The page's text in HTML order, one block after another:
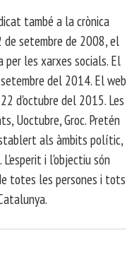
també a la crònica
de setembre de 2008, el
per les xarxes socials. El
del 2014. El web
d'octubre del 2015. Les
Uoctubre, Groc. Pretén
als àmbits polític,
i l'objectiu són
totes les persones i tots